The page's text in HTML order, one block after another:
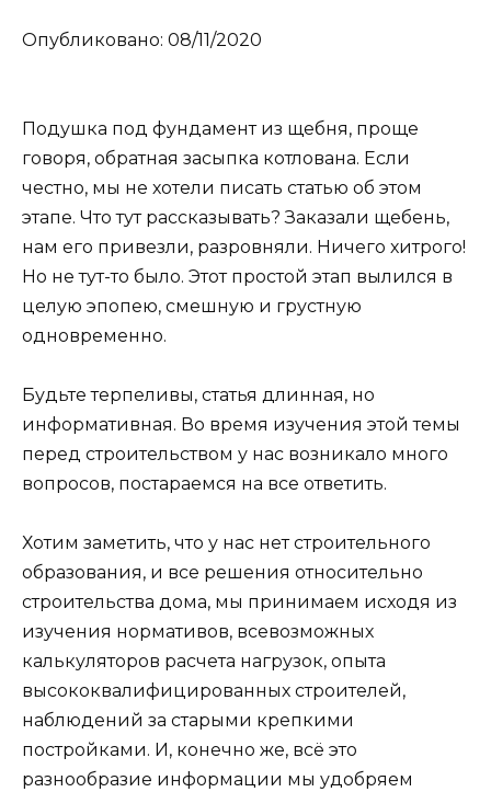
Опубликовано: 08/11/2020
Подушка под фундамент из щебня, проще
говоря, обратная засыпка котлована. Если
честно, мы не хотели писать статью об этом
этапе. Что тут рассказывать? Заказали щебень,
нам его привезли, разровняли. Ничего хитрого!
Но не тут-то было. Этот простой этап вылился в
целую эпопею, смешную и грустную
одновременно.
Будьте терпеливы, статья длинная, но
информативная. Во время изучения этой темы
перед строительством у нас возникало много
вопросов, постараемся на все ответить.
Хотим заметить, что у нас нет строительного
образования, и все решения относительно
строительства дома, мы принимаем исходя из
изучения нормативов, всевозможных
калькуляторов расчета нагрузок, опыта
высококвалифицированных строителей,
наблюдений за старыми крепкими
постройками. И, конечно же, всё это
разнообразие информации мы удобряем